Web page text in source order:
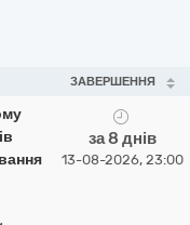
ЗАВЕРШЕННЯ
за 8 днів
13-08-2026, 23:00